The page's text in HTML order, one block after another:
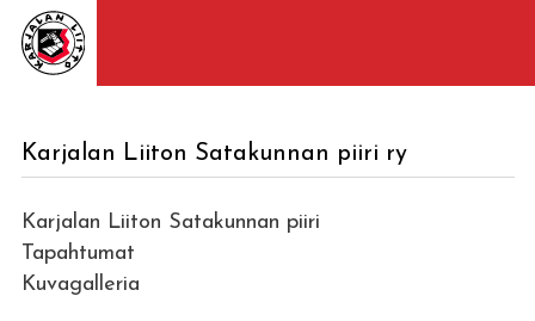
Karjalan Liiton Satakunnan piiri ry
Karjalan Liiton Satakunnan piiri
Tapahtumat
Kuvagalleria